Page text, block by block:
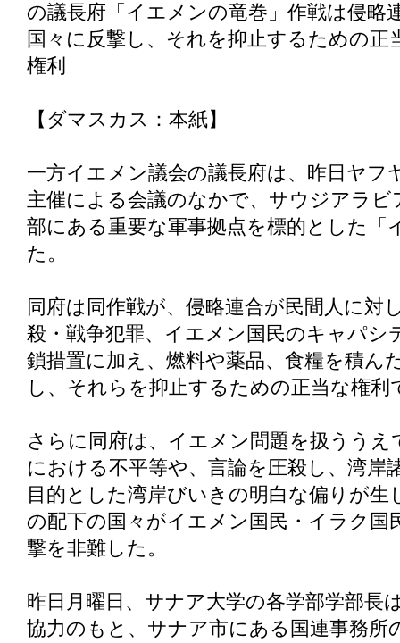
の議長府「イエメンの竜巻」作戦は侵略
国々に反撃し、それを抑止するための正
権利
【ダマスカス：本紙】
一方イエメン議会の議長府は、昨日ヤフ
主催による会議のなかで、サウジアラ
部にある重要な軍事拠点を標的とした「
た。
同府は同作戦が、侵略連合が民間人に対
殺・戦争犯罪、イエメン国民のキャパシ
鎖措置に加え、燃料や薬品、食糧を積ん
し、それらを抑止するための正当な権利
さらに同府は、イエメン問題を扱うう
における不平等や、言論を圧殺し、湾岸
目的とした湾岸びいきの明白な偏りが
の配下の国々がイエメン国民・イラク
撃を非難した。
昨日月曜日、サナア大学の各学部学部長
協力のもと、サナア市にある国連事務所